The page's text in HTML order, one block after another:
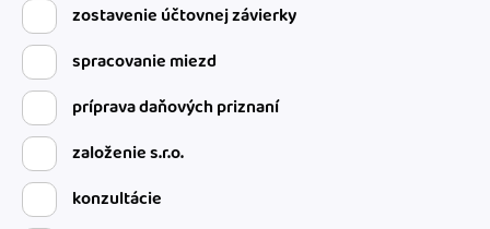
zostavenie účtovnej závierky
spracovanie miezd
príprava daňových priznaní
založenie s.r.o.
konzultácie